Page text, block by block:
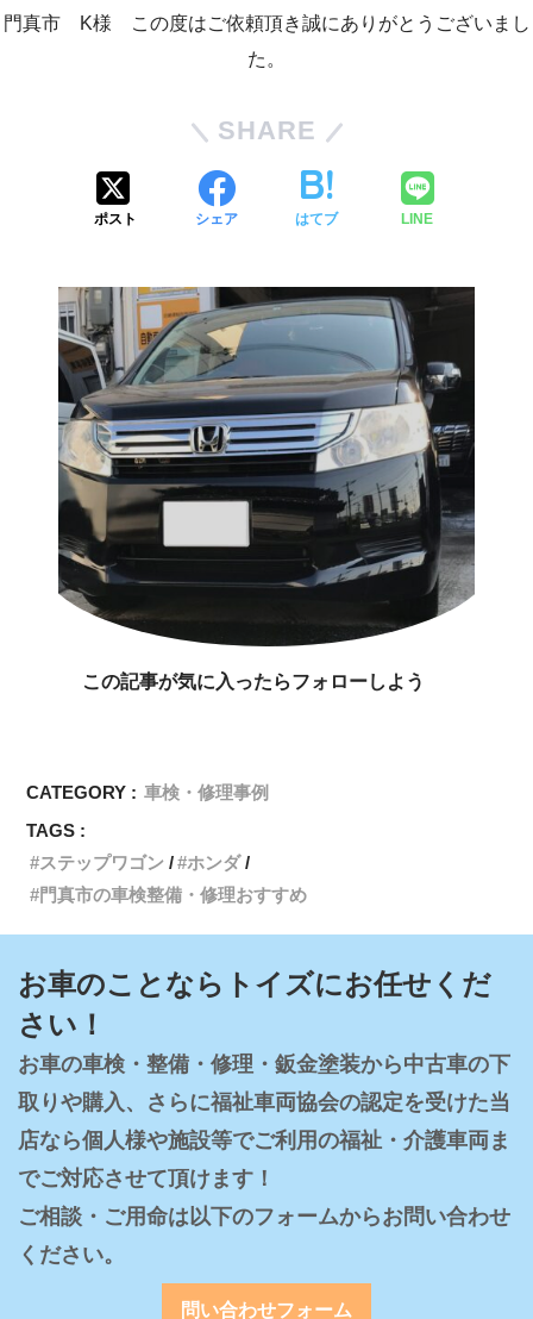
門真市 K様 この度はご依頼頂き誠にありがとうございまし
た。
SHARE
ポスト シェア はてブ LINE
この記事が気に入ったらフォローしよう
CATEGORY : 車検・修理事例
TAGS :
ステップワゴン
ホンダ
門真市の車検整備・修理おすすめ
お車のことならトイズにお任せくだ
さい！
お車の車検・整備・修理・鈑金塗装から中古車の下
取りや購入、さらに福祉車両協会の認定を受けた当
店なら個人様や施設等でご利用の福祉・介護車両ま
でご対応させて頂けます！
ご相談・ご用命は以下のフォームからお問い合わせ
ください。
問い合わせフォーム